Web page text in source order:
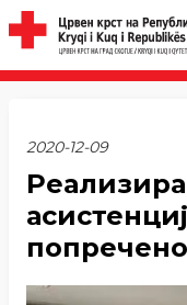
2020-12-09